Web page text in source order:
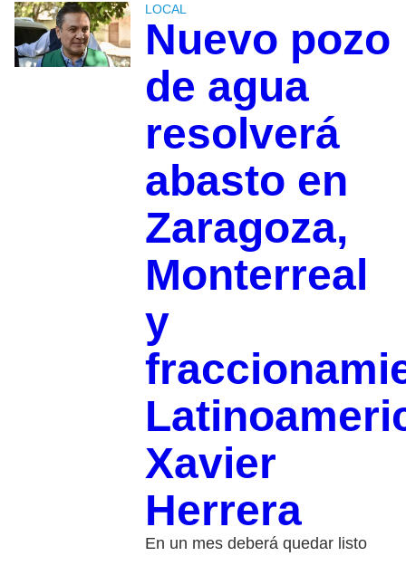
LOCAL
Nuevo pozo
de agua
resolverá
abasto en
Zaragoza,
Monterreal
y
Xavier
Herrera
En un mes deberá quedar listo